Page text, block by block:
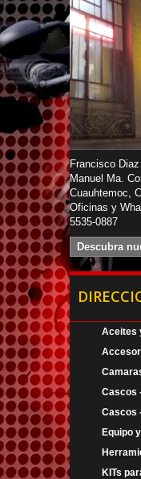
Francisco
Manuel Ma.
Cuauhtemoc,
Oficinas y
5535-0887
Descubra
Aceites
Cascos
Cascos
Equipo
KITs